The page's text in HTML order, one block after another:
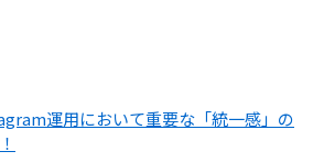
運用において重要な「統一感」の